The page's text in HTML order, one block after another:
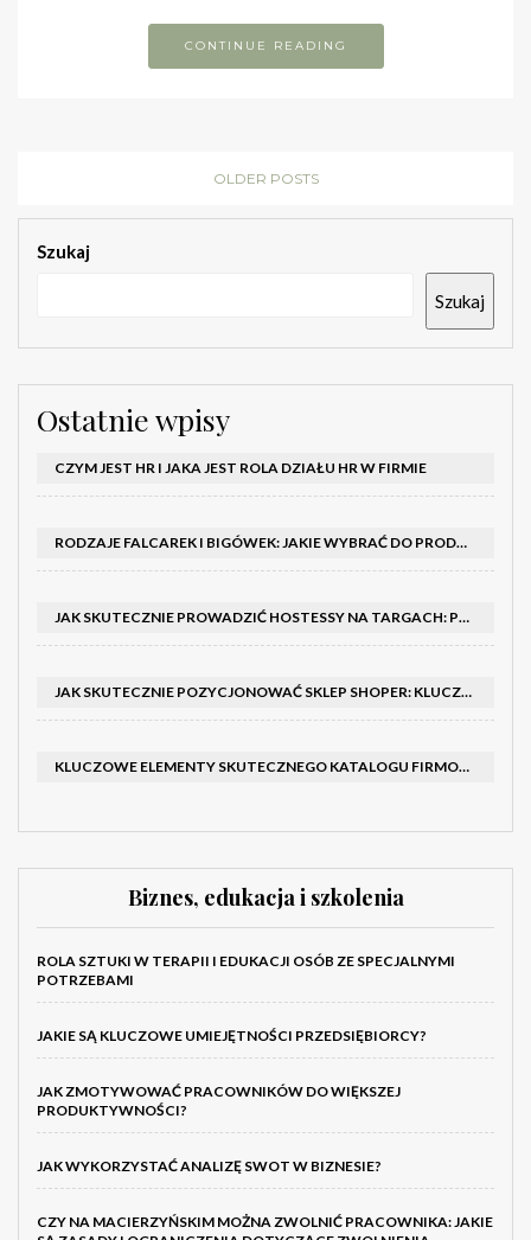
CONTINUE READING
OLDER POSTS
Szukaj
Szukaj
Ostatnie wpisy
CZYM JEST HR I JAKA JEST ROLA DZIAŁU HR W FIRMIE
RODZAJE FALCAREK I BIGÓWEK: JAKIE WYBRAĆ DO PRODUKCJI?
JAK SKUTECZNIE PROWADZIĆ HOSTESSY NA TARGACH: PORADNIK I SZKOLENIA
JAK SKUTECZNIE POZYCJONOWAĆ SKLEP SHOPER: KLUCZOWE KROKI I STRATEGIE
KLUCZOWE ELEMENTY SKUTECZNEGO KATALOGU FIRMOWEGO I BROSZURY
Biznes, edukacja i szkolenia
ROLA SZTUKI W TERAPII I EDUKACJI OSÓB ZE SPECJALNYMI
POTRZEBAMI
JAKIE SĄ KLUCZOWE UMIEJĘTNOŚCI PRZEDSIĘBIORCY?
JAK ZMOTYWOWAĆ PRACOWNIKÓW DO WIĘKSZEJ
PRODUKTYWNOŚCI?
JAK WYKORZYSTAĆ ANALIZĘ SWOT W BIZNESIE?
CZY NA MACIERZYŃSKIM MOŻNA ZWOLNIĆ PRACOWNIKA: JAKIE